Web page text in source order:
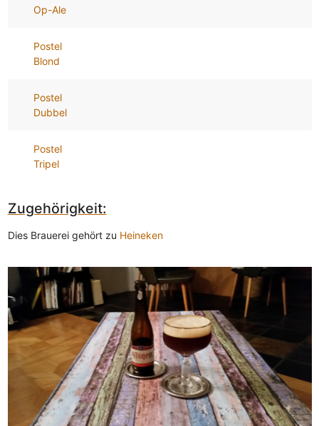
Op-Ale
Postel
Blond
Postel
Dubbel
Postel
Tripel
Zugehörigkeit:
Dies Brauerei gehört zu Heineken